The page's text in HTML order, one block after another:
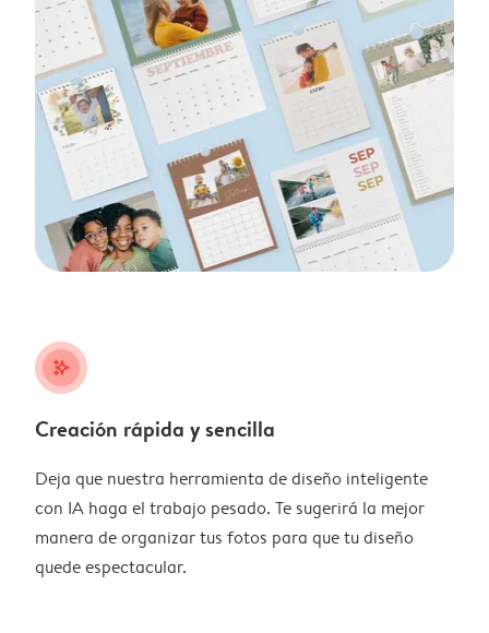
stars_plus
Creación rápida y sencilla
Deja que nuestra herramienta de diseño inteligente
con IA haga el trabajo pesado. Te sugerirá la mejor
manera de organizar tus fotos para que tu diseño
quede espectacular.